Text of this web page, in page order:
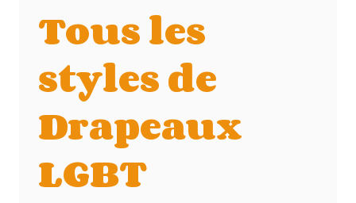
Tous les
styles de
Drapeaux
LGBT